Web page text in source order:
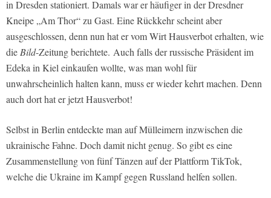
in Dresden stationiert. Damals war er häufiger in der Dresdner
Kneipe „Am Thor“ zu Gast. Eine Rückkehr scheint aber
ausgeschlossen, denn nun hat er vom Wirt Hausverbot erhalten, wie
die Bild-Zeitung berichtete. Auch falls der russische Präsident im
Edeka in Kiel einkaufen wollte, was man wohl für
unwahrscheinlich halten kann, muss er wieder kehrt machen. Denn
auch dort hat er jetzt Hausverbot!
Selbst in Berlin entdeckte man auf Mülleimern inzwischen die
ukrainische Fahne. Doch damit nicht genug. So gibt es eine
Zusammenstellung von fünf Tänzen auf der Plattform TikTok,
welche die Ukraine im Kampf gegen Russland helfen sollen.